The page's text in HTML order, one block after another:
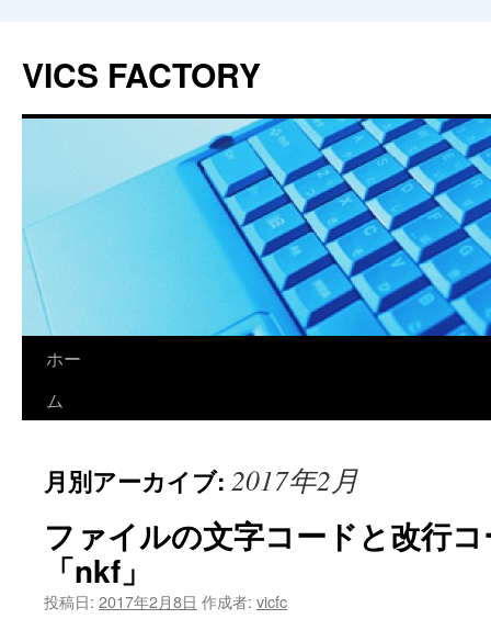
VICS FACTORY
コ
ツ
ス
ホー
ム
月別アーカイブ: 2017年2月
ファイルの文字コードと改行
「nkf」
投稿日: 2017年2月8日 作成者: vicfc